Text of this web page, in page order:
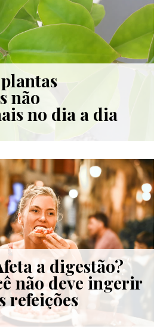
não
no dia a dia
a digestão?
não deve ingerir
refeições